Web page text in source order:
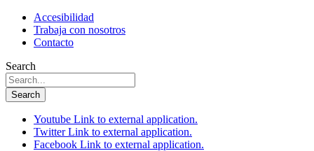
Accesibilidad
Trabaja con nosotros
Contacto
Search
Search
Youtube Link to external application.
TwitterLink to external application.
Facebook Link to external application.